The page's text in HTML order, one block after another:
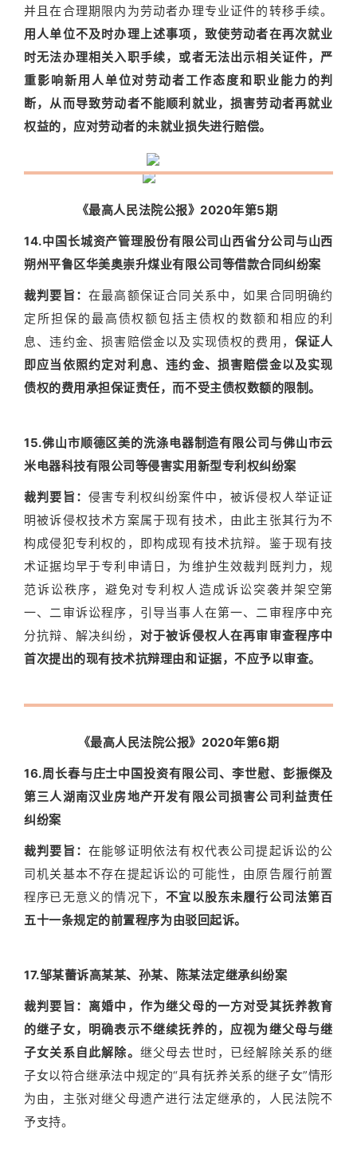
并且在合理期限内为劳动者办理专业证件的转移手续。
用人单位不及时办理上述事项，致使劳动者在再次就业
时无法办理相关入职手续，或者无法出示相关证件，严
重影响新用人单位对劳动者工作态度和职业能力的判
断，从而导致劳动者不能顺利就业，损害劳动者再就业
权益的，应对劳动者的未就业损失进行赔偿。
《最高人民法院公报》2020年第5期
14.中国长城资产管理股份有限公司山西省分公司与山西
朔州平鲁区华美奥崇升煤业有限公司等借款合同纠纷案
裁判要旨： 在最高额保证合同关系中，如果合同明确约
定所担保的最高债权额包括主债权的数额和相应的利
息、违约金、损害赔偿金以及实现债权的费用，保证人
即应当依照约定对利息、违约金、损害赔偿金以及实现
债权的费用承担保证责任，而不受主债权数额的限制。
15.佛山市顺德区美的洗涤电器制造有限公司与佛山市云
米电器科技有限公司等侵害实用新型专利权纠纷案
裁判要旨： 侵害专利权纠纷案件中，被诉侵权人举证证
明被诉侵权技术方案属于现有技术，由此主张其行为不
构成侵犯专利权的，即构成现有技术抗辩。鉴于现有技
术证据均早于专利申请日，为维护生效裁判既判力，规
范诉讼秩序，避免对专利权人造成诉讼突袭并架空第
一、二审诉讼程序，引导当事人在第一、二审程序中充
分抗辩、解决纠纷， 对于被诉侵权人在再审审查程序中
首次提出的现有技术抗辩理由和证据，不应予以审查。
《最高人民法院公报》2020年第6期
16.周长春与庄士中国投资有限公司、李世慰、彭振傑及
第三人湖南汉业房地产开发有限公司损害公司利益责任
纠纷案
裁判要旨： 在能够证明依法有权代表公司提起诉讼的公
司机关基本不存在提起诉讼的可能性，由原告履行前置
程序已无意义的情况下，不宜以股东未履行公司法第百
五十一条规定的前置程序为由驳回起诉。
17.邹某蕾诉高某某、孙某、陈某法定继承纠纷案
裁判要旨： 离婚中，作为继父母的一方对受其抚养教育
的继子女，明确表示不继续抚养的，应视为继父母与继
子女关系自此解除。 继父母去世时，已经解除关系的继
子女以符合继承法中规定的“具有抚养关系的继子女”情形
为由，主张对继父母遗产进行法定继承的，人民法院不
予支持。